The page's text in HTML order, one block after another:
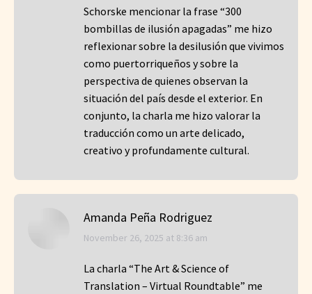
Schorske mencionar la frase “300
bombillas de ilusión apagadas” me hizo
reflexionar sobre la desilusión que vivimos
como puertorriqueños y sobre la
perspectiva de quienes observan la
situación del país desde el exterior. En
conjunto, la charla me hizo valorar la
traducción como un arte delicado,
creativo y profundamente cultural.
Amanda Peña Rodriguez
says:
November 26, 2025 at 8:36 am
La charla “The Art & Science of
Translation – Virtual Roundtable” me